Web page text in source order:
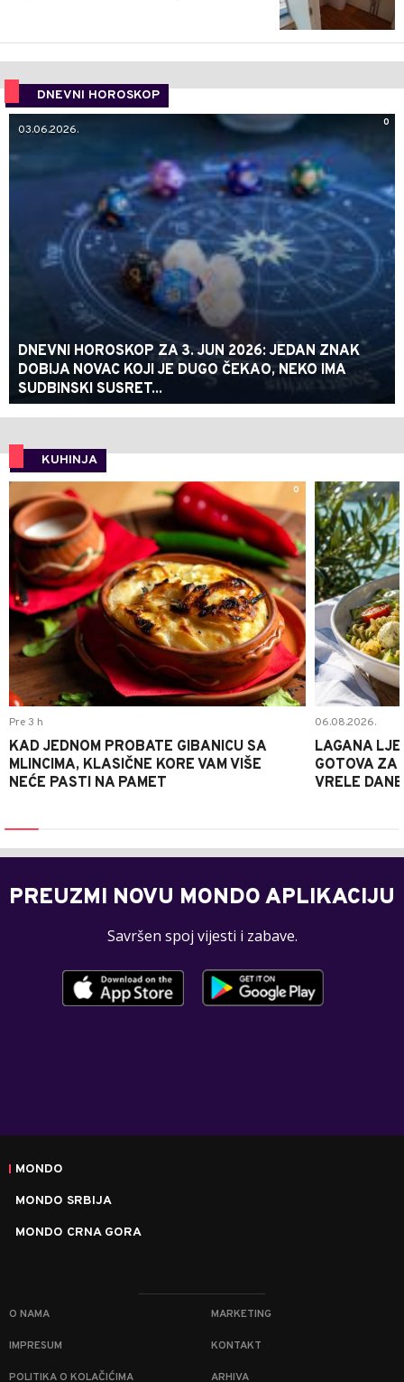
DNEVNI HOROSKOP
0
03.06.2026.
DNEVNI HOROSKOP ZA 3. JUN 2026: JEDAN ZNAK
DOBIJA NOVAC KOJI JE DUGO ČEKAO, NEKO IMA
SUDBINSKI SUSRET...
KUHINJA
0
Pre 3 h
KAD JEDNOM PROBATE GIBANICU SA
MLINCIMA, KLASIČNE KORE VAM VIŠE
NEĆE PASTI NA PAMET
06.08.2026.
LAGANA
GOTOVA ZA
VRELE DANE
PREUZMI NOVU MONDO APLIKACIJU
Savršen spoj vijesti i zabave.
MONDO
MONDO SRBIJA
MONDO CRNA GORA
O NAMA MARKETING
IMPRESUM KONTAKT
POLITIKA O KOLAČIĆIMA ARHIVA